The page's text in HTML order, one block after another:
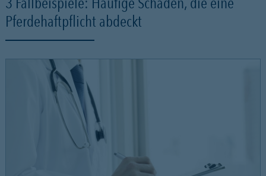
Pferdehaftpflicht abdeckt